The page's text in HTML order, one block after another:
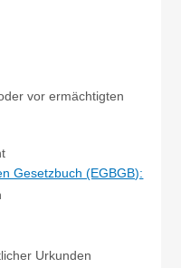
vor ermächtigten
Gesetzbuch (EGBGB):
Urkunden